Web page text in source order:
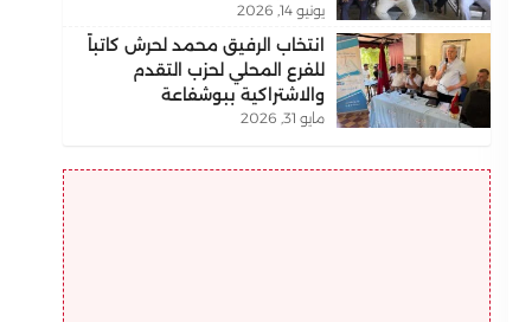
بسيدي علي بورقبة
يونيو 14, 2026
انتخاب الرفيق محمد لحرش كاتباً
للفرع المحلي لحزب التقدم
والاشتراكية ببوشفاعة
مايو 31, 2026